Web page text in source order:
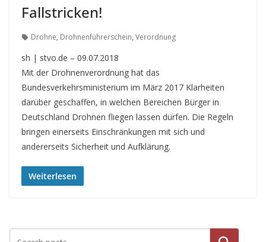
Fallstricken!
Drohne, Drohnenführerschein, Verordnung
sh | stvo.de – 09.07.2018
Mit der Drohnenverordnung hat das
Bundesverkehrsministerium im März 2017 Klarheiten
darüber geschaffen, in welchen Bereichen Bürger in
Deutschland Drohnen fliegen lassen dürfen. Die Regeln
bringen einerseits Einschränkungen mit sich und
andererseits Sicherheit und Aufklärung.
Weiterlesen
Suche